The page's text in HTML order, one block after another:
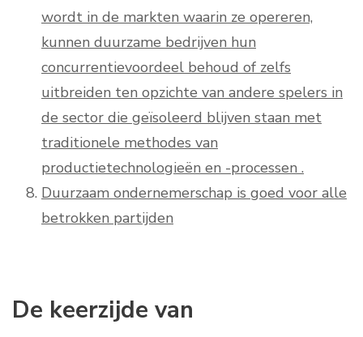
wordt in de markten waarin ze opereren,
kunnen duurzame bedrijven hun
concurrentievoordeel behoud of zelfs
uitbreiden ten opzichte van andere spelers in
de sector die geïsoleerd blijven staan met
traditionele methodes van
productietechnologieën en -processen .
Duurzaam ondernemerschap is goed voor alle
betrokken partijden
De keerzijde van